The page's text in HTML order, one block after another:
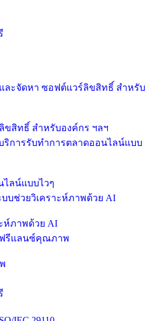
ขสิทธิ์ สำหรับองค์กร ฯลฯ
ไลน์แบบไวๆ
ห์ภาพด้วย AI